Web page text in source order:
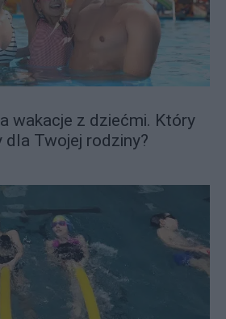
wakacje z dziećmi. Który
dla Twojej rodziny?